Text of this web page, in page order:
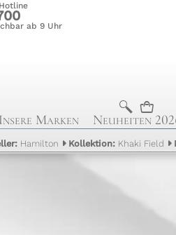
ab 9 Uhr
b n
Marken Neuheiten
Hamilton Kollektion: Khaki Field